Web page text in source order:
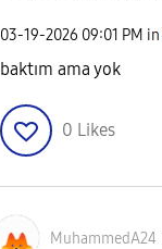
‎03-19-2026 09:01 PM in
baktım ama yok
0 Likes
MuhammedA24